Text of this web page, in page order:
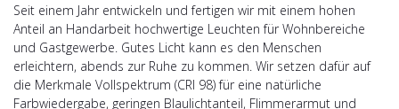
Seit einem Jahr entwickeln und fertigen wir mit einem hohen
Anteil an Handarbeit hochwertige Leuchten für Wohnbereiche
und Gastgewerbe. Gutes Licht kann es den Menschen
erleichtern, abends zur Ruhe zu kommen. Wir setzen dafür auf
die Merkmale Vollspektrum (CRI 98) für eine natürliche
Farbwiedergabe, geringen Blaulichtanteil, Flimmerarmut und